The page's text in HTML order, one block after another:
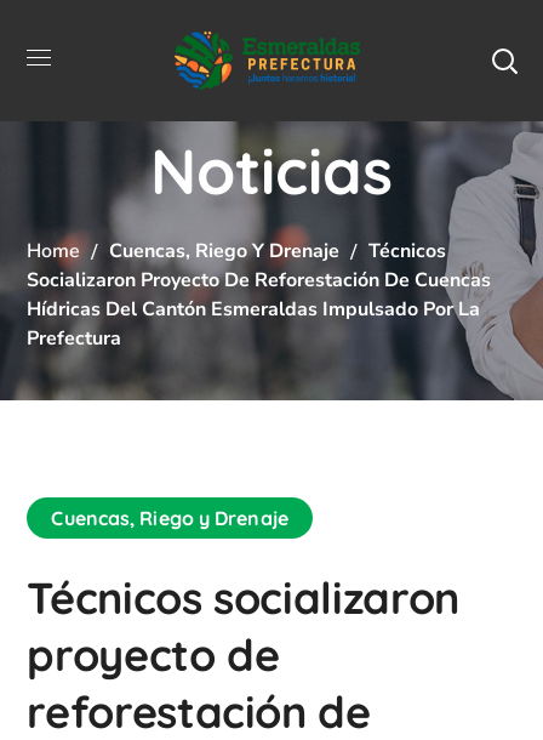
Noticias
Home Cuencas, Riego Y Drenaje
Técnicos
Socializaron Proyecto De Reforestación De Cuencas
Hídricas Del Cantón Esmeraldas Impulsado Por La
Prefectura
Cuencas, Riego y Drenaje
Técnicos socializaron
proyecto de
reforestación de